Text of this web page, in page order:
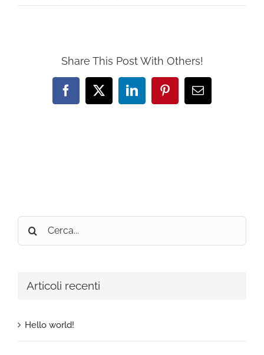
Share This Post With Others!
Facebook
X LinkedInPinterestEmail
Cerca
per:
Articoli recenti
Hello world!